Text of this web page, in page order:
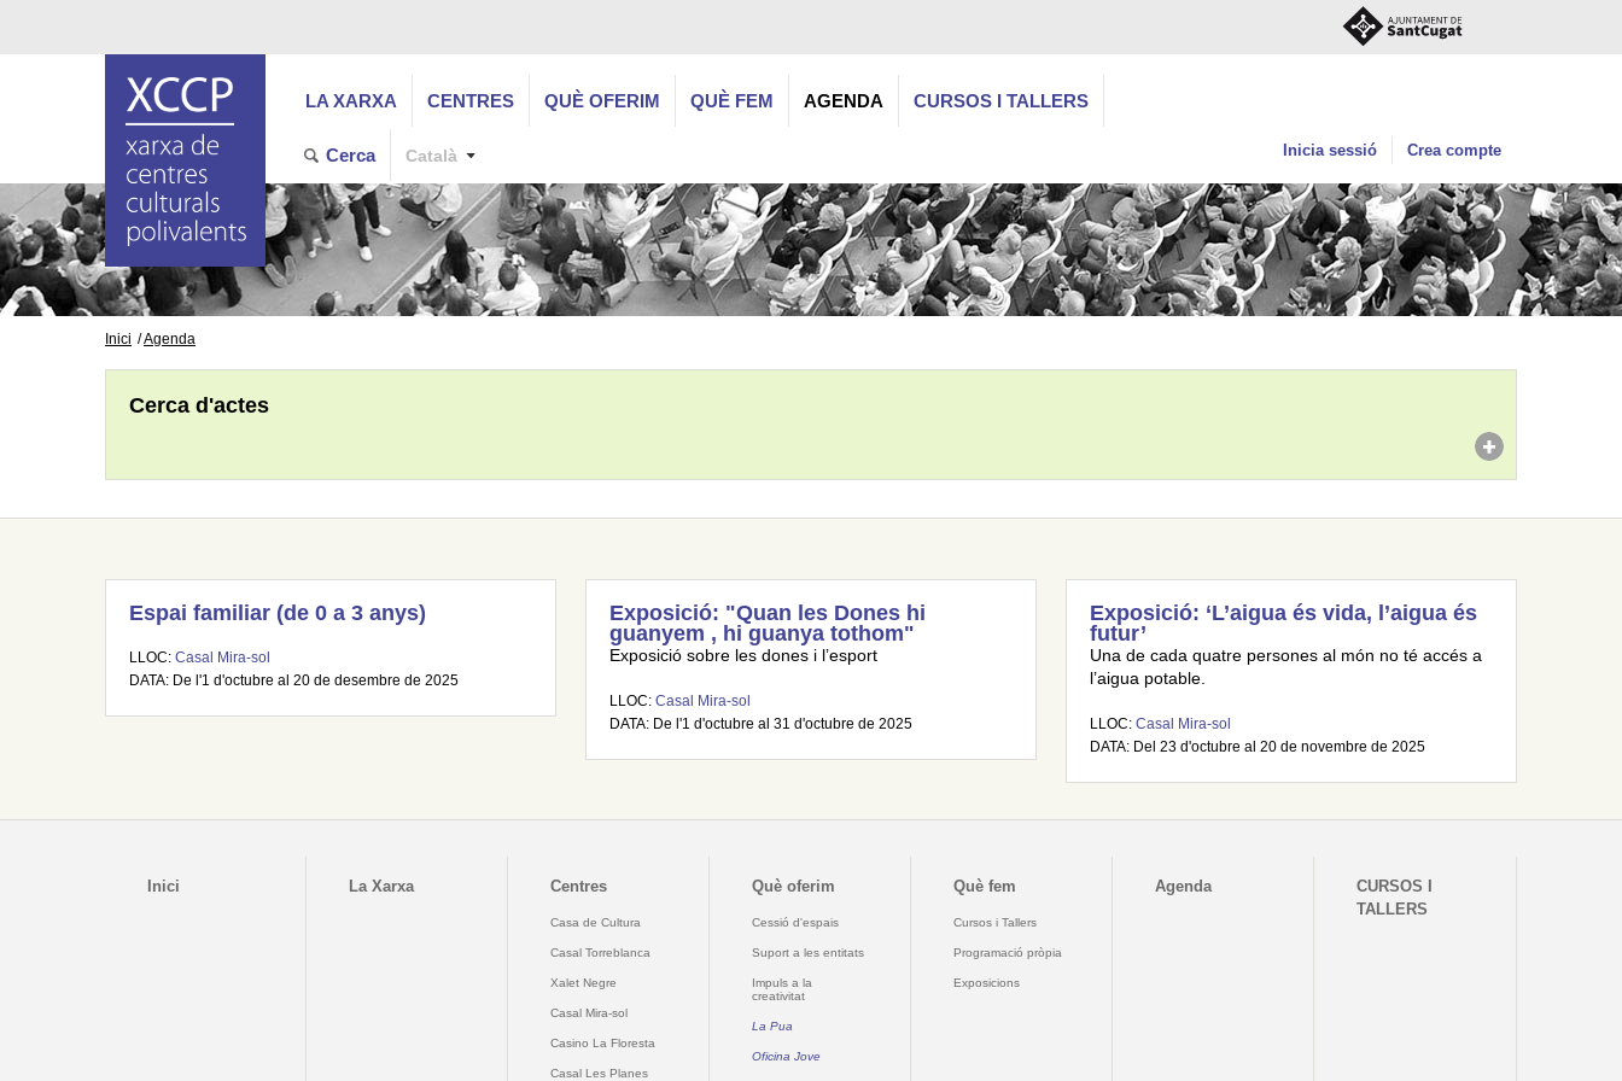
LA XARXA CENTRES QUÈ OFERIM QUÈ FEM AGENDA CURSOS I TALLERS
Cerca Català Inicia sessió Crea compte
Inici Agenda
Cerca d'actes
Espai familiar (de 0 a 3 anys)
LLOC: Casal Mira-sol
DATA: De l'1 d'octubre al 20 de desembre de 2025
Exposició: "Quan les Dones hi
guanyem , hi guanya tothom"
Exposició sobre les dones i l’esport
LLOC: Casal Mira-sol
DATA: De l'1 d'octubre al 31 d'octubre de 2025
Exposició: ‘L’aigua és vida, l’aigua és
futur’
Una de cada quatre persones al món no té accés a
l’aigua potable.
LLOC: Casal Mira-sol
DATA: Del 23 d'octubre al 20 de novembre de 2025
Inici La Xarxa Centres
Casa de Cultura
Casal Torreblanca
Xalet Negre
Casal Mira-sol
Casino La Floresta
Casal Les Planes
Què oferim
Cessió d'espais
Suport a les entitats
Impuls a la
creativitat
La Pua
Oficina Jove
Què fem
Cursos i Tallers
Programació pròpia
Exposicions
Agenda
CURSOS I
TALLERS